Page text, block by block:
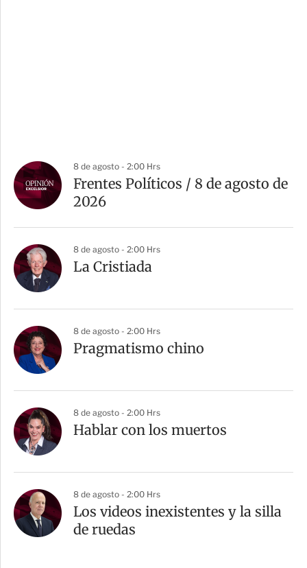
8 de agosto - 2:00 Hrs
Frentes Políticos / 8 de agosto de
2026
8 de agosto - 2:00 Hrs
La Cristiada
8 de agosto - 2:00 Hrs
Pragmatismo chino
8 de agosto - 2:00 Hrs
Hablar con los muertos
8 de agosto - 2:00 Hrs
Los videos inexistentes y la silla
de ruedas